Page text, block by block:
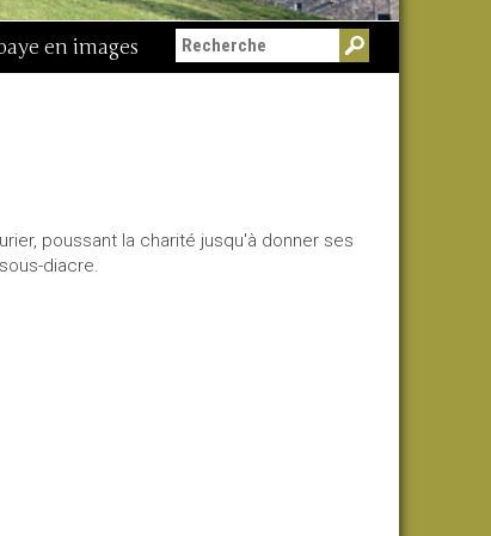
en images Messe du 15 août
poussant la charité jusqu'à donner ses
diacre.